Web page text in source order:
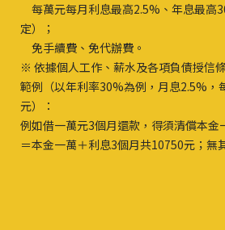
每萬元每月利息最高2.5%、年息最高
定）；
免手續費、免代辦費。
※ 依據個人工作、薪水及各項負債授信
範例（以年利率30%為例，月息2.5%，
元）：
例如借一萬元3個月還款，得須清償本
＝本金一萬＋利息3個月共10750元；無